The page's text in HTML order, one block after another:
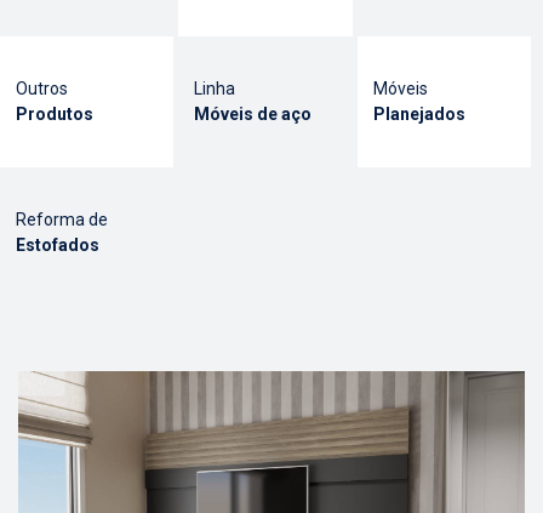
Outros
Produtos
Linha
Móveis de aço
Móveis
Planejados
Reforma de
Estofados